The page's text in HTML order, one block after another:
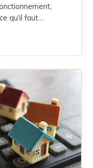
qu'il faut…